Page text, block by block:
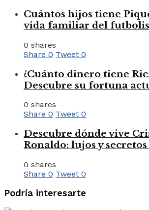
Cuántos hijos tiene
vida familiar del
0 shares
Share 0 Tweet 0
¿Cuánto dinero tiene
Descubre su fortuna
0 shares
Share 0 Tweet 0
Descubre dónde vive
Ronaldo: lujos y
0 shares
Share 0 Tweet 0
Podría interesarte